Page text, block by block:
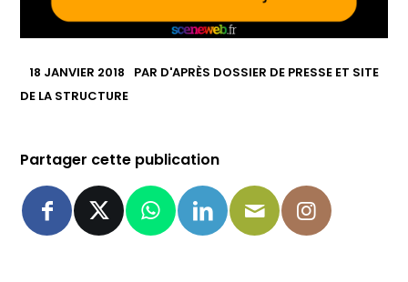
18 JANVIER 2018 PAR D'APRÈS DOSSIER DE PRESSE ET SITE
DE LA STRUCTURE
Partager cette publication